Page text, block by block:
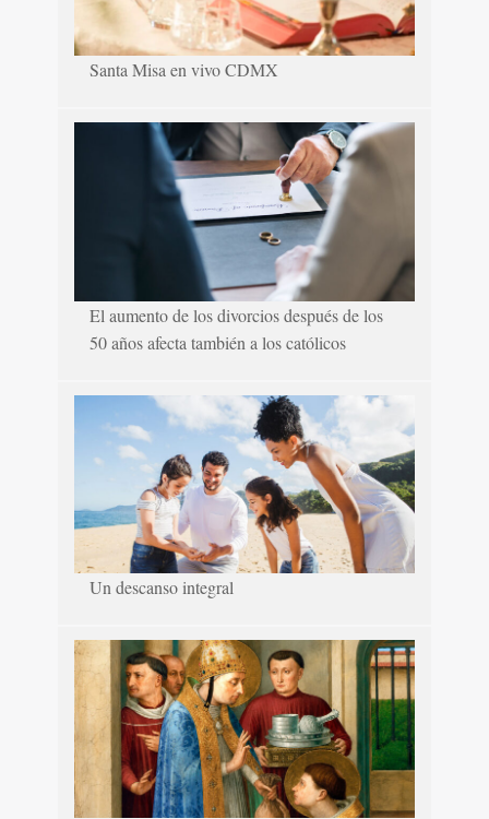
Santa Misa en vivo CDMX
El aumento de los divorcios después de los
50 años afecta también a los católicos
Un descanso integral